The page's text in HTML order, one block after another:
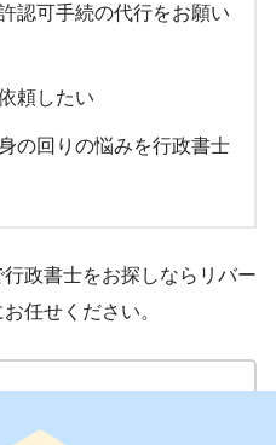
認可手続の代行をお願い
頼したい
の回りの悩みを行政書士
政書士をお探しならリバー
任せください。